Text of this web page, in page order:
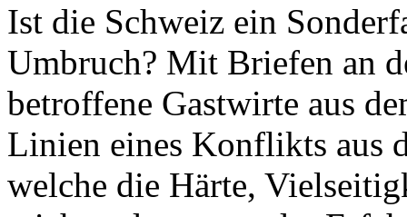
Ist die Schweiz ein
Umbruch? Mit Briefen an
betroffene Gastwirte aus
Linien eines Konflikts aus
welche die Härte,